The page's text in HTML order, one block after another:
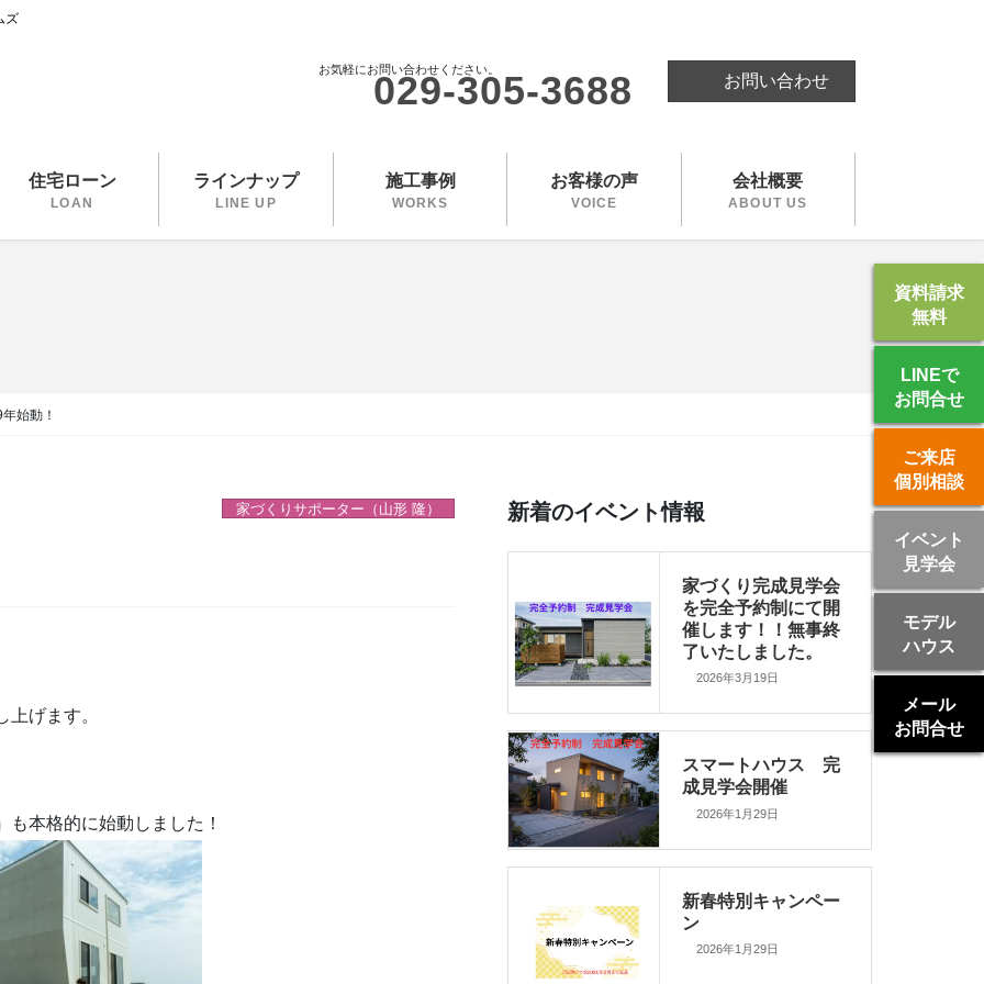
ズ
お気軽にお問い合わせください。
029-305-3688 お問い合わせ
住宅ローン
LOAN
ラインナップ
LINE UP
施工事例
WORKS
お客様の声
VOICE
会社概要
ABOUT US
始動！
家づくりサポーター（山形 隆）
げます。
本格的に始動しました！
新着のイベント情報
家づくり完成見学会
を完全予約制にて開
催します！！無事終
了いたしました。
2026年3月19日
スマートハウス 完
成見学会開催
2026年1月29日
新春特別キャンペー
ン
2026年1月29日
資料請求
無料
LINEで
お問合せ
ご来店
個別相談
イベント
見学会
モデル
ハウス
メール
お問合せ